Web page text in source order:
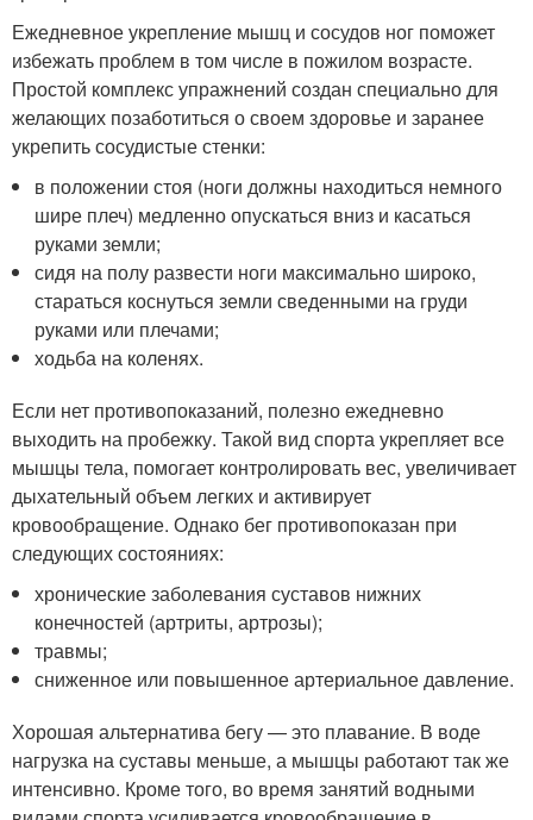
Ежедневное укрепление мышц и сосудов ног поможет
избежать проблем в том числе в пожилом возрасте.
Простой комплекс упражнений создан специально для
желающих позаботиться о своем здоровье и заранее
укрепить сосудистые стенки:
в положении стоя (ноги должны находиться немного
шире плеч) медленно опускаться вниз и касаться
руками земли;
сидя на полу развести ноги максимально широко,
стараться коснуться земли сведенными на груди
руками или плечами;
ходьба на коленях.
Если нет противопоказаний, полезно ежедневно
выходить на пробежку. Такой вид спорта укрепляет все
мышцы тела, помогает контролировать вес, увеличивает
дыхательный объем легких и активирует
кровообращение. Однако бег противопоказан при
следующих состояниях:
хронические заболевания суставов нижних
конечностей (артриты, артрозы);
травмы;
сниженное или повышенное артериальное давление.
Хорошая альтернатива бегу — это плавание. В воде
нагрузка на суставы меньше, а мышцы работают так же
интенсивно. Кроме того, во время занятий водными